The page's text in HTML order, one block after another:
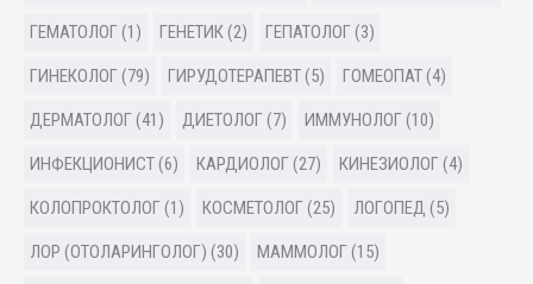
ГЕМАТОЛОГ (1) ГЕНЕТИК (2) ГЕПАТОЛОГ (3)
ГИНЕКОЛОГ (79) ГИРУДОТЕРАПЕВТ (5) ГОМЕОПАТ (4)
ДЕРМАТОЛОГ (41) ДИЕТОЛОГ (7) ИММУНОЛОГ (10)
ИНФЕКЦИОНИСТ (6) КАРДИОЛОГ (27) КИНЕЗИОЛОГ (4)
КОЛОПРОКТОЛОГ (1) КОСМЕТОЛОГ (25) ЛОГОПЕД (5)
ЛОР (ОТОЛАРИНГОЛОГ) (30) МАММОЛОГ (15)